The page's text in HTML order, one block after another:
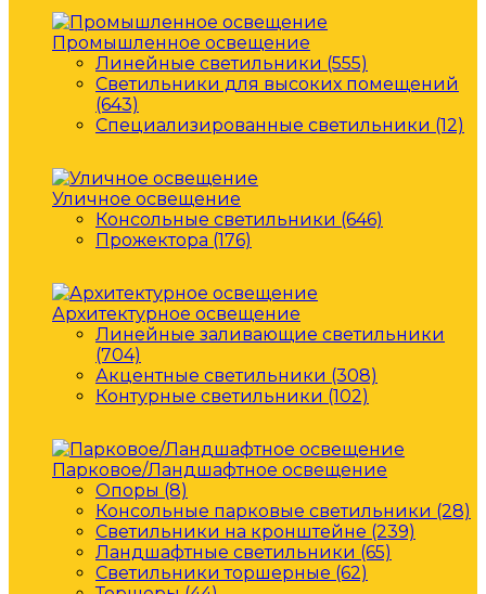
Промышленное освещение
Линейные светильники (555)
Светильники для высоких помещений
(643)
Специализированные светильники (12)
Уличное освещение
Консольные светильники (646)
Прожектора (176)
Архитектурное освещение
Линейные заливающие светильники
(704)
Акцентные светильники (308)
Контурные светильники (102)
Парковое/Ландшафтное освещение
Опоры (8)
Консольные парковые светильники (28)
Светильники на кронштейне (239)
Ландшафтные светильники (65)
Светильники торшерные (62)